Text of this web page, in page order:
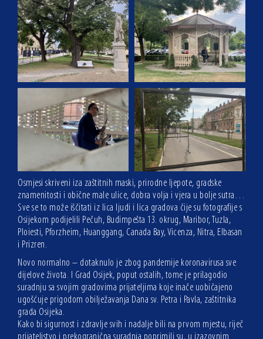
Osmjesi skriveni iza zaštitnih maski, prirodne ljepote, gradske
znamenitosti i obične male ulice, dobra volja i vjera u bolje sutra…
Sve se to može iščitati iz lica ljudi i lica gradova čije su fotografije s
Osijekom podijelili Pečuh, Budimpešta 13. okrug, Maribor, Tuzla,
Ploiesti, Pforzheim, Huanggang, Canada Bay, Vicenza, Nitra, Elbasan
i Prizren.
Novo normalno – dotaknulo je zbog pandemije koronavirusa sve
dijelove života. I Grad Osijek, poput ostalih, tome je prilagodio
suradnju sa svojim gradovima prijateljima koje inače uobičajeno
ugošćuje prigodom obilježavanja Dana sv. Petra i Pavla, zaštitnika
grada Osijeka.
Kako bi sigurnost i zdravlje svih i nadalje bili na prvom mjestu, riječ